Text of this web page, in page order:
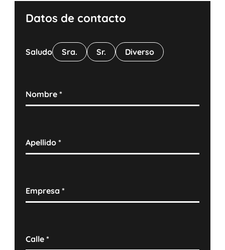
Datos de contacto
Saludo Sra. Sr. Diverso
Nombre*
Apellido*
Empresa*
Calle*